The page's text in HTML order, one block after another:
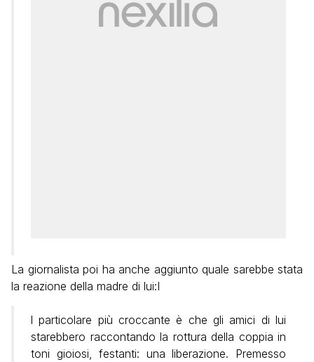
La giornalista poi ha anche aggiunto quale sarebbe stata
la reazione della madre di lui:I
l particolare più croccante è che gli amici di lui
starebbero raccontando la rottura della coppia in
toni gioiosi, festanti: una liberazione. Premesso